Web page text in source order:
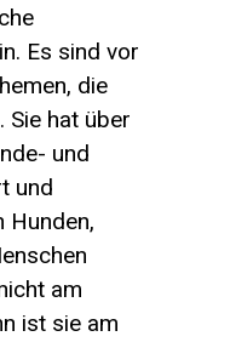
Es sind vor
die
Sie hat über
und
und
Hunden,
am
ist sie am